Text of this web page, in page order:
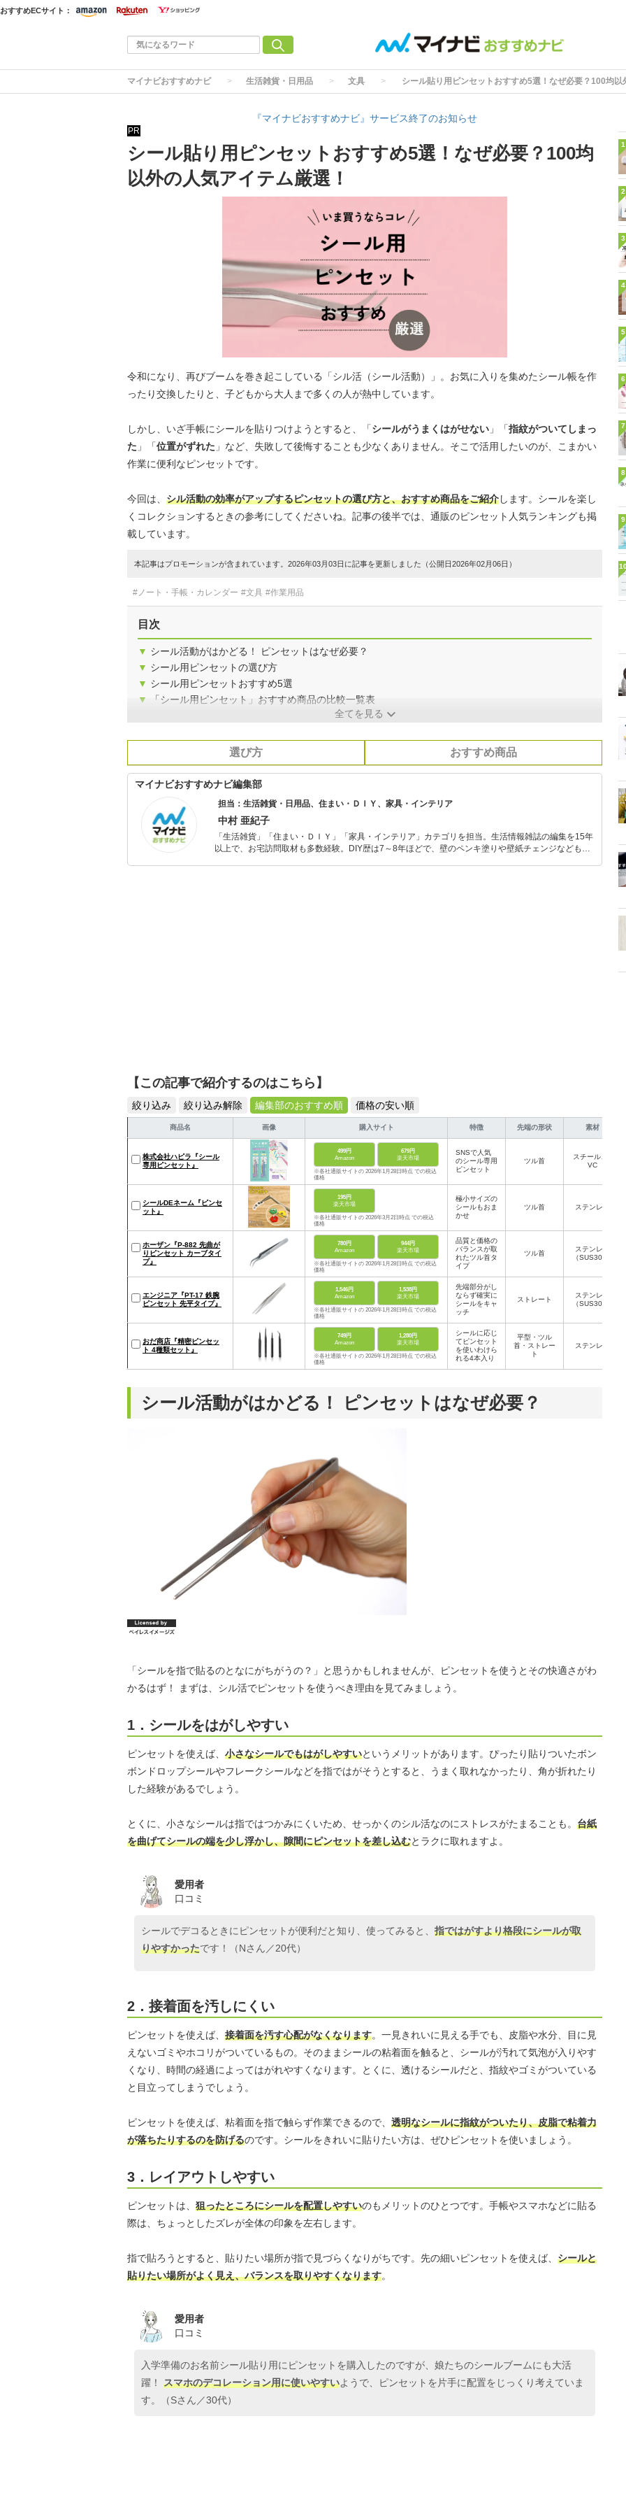
おすすめECサイト：
マイナビおすすめナビ 生活雑貨・日用品 文具 シール貼り用ピンセットおすすめ5選！なぜ必要？100均以
『マイナビおすすめナビ』サービス終了のお知らせ
PR
シール貼り用ピンセットおすすめ5選！なぜ必要？100均
以外の人気アイテム厳選！
令和になり、再びブームを巻き起こしている「シル活（シール活動）」。お気に入りを集めたシール帳を作
ったり交換したりと、子どもから大人まで多くの人が熱中しています。
しかし、いざ手帳にシールを貼りつけようとすると、「シールがうまくはがせない 」「指紋がついてしまっ
た 」「位置がずれた 」など、失敗して後悔することも少なくありません。そこで活用したいのが、こまかい
作業に便利なピンセットです。
今回は、 シル活動の効率がアップするピンセットの選び方と、おすすめ商品をご紹介します。シールを楽し
くコレクションするときの参考にしてくださいね。記事の後半では、通販のピンセット人気ランキングも掲
載しています。
本記事はプロモーションが含まれています。2026年03月03日に記事を更新しました（公開日2026年02月06日）
#ノート・手帳・カレンダー #文具 #作業用品
目次
▼ シール活動がはかどる！ ピンセットはなぜ必要？
▼ シール用ピンセットの選び方
▼ シール用ピンセットおすすめ5選
▼
「シール用ピンセット」おすすめ商品の比較一覧表
全てを見る
選び方 おすすめ商品
マイナビおすすめナビ編集部
担当：生活雑貨・日用品、住まい・ＤＩＹ、家具・インテリア
中村 亜紀子
「生活雑貨」「住まい・ＤＩＹ」「家具・インテリア」カテゴリを担当。生活情報雑誌の編集を15年
以上で、お宅訪問取材も多数経験。DIY歴は7～8年ほどで、壁のペンキ塗りや壁紙チェンジなどもチ
【この記事で紹介するのはこちら】
絞り込み 絞り込み解除 編集部のおすすめ順 価格の安い順
商品名 画像 購入サイト 特徴 先端の形状 素材
株式会社ハピラ『シール
専用ピンセット』
499円
Amazon
679円
楽天市場
※各社通販サイトの 2026年1月28日時点 での税込
価格
SNSで人気
のシール専用
ピンセット
ツル首
スチール、P
VC
シールDEネーム『ピンセ
ット』
195円
楽天市場
※各社通販サイトの 2026年3月2日時点 での税込
価格
極小サイズの
シールもおま
かせ
ツル首 ステンレス
ホーザン『P-882 先曲が
りピンセット カーブタイ
プ』
780円
Amazon
944円
楽天市場
※各社通販サイトの 2026年1月28日時点 での税込
価格
品質と価格の
バランスが取
れたツル首タ
イプ
ツル首
ステンレス
（SUS304）
エンジニア『PT-17 鉄腕
ピンセット 先平タイプ』
1,546円
Amazon
1,538円
楽天市場
※各社通販サイトの 2026年1月28日時点 での税込
価格
先端部分がし
ならず確実に
シールをキャ
ッチ
ストレート
ステンレス
（SUS304）
おだ商店『精密ピンセッ
ト 4種類セット』
749円
Amazon
1,280円
楽天市場
※各社通販サイトの 2026年1月28日時点 での税込
価格
シールに応じ
てピンセット
を使いわけら
れる4本入り
平型・ツル
首・ストレー
ト
ステンレス
シール活動がはかどる！ ピンセットはなぜ必要？
「シールを指で貼るのとなにがちがうの？」と思うかもしれませんが、ピンセットを使うとその快適さがわ
かるはず！ まずは、シル活でピンセットを使うべき理由を見てみましょう。
1．シールをはがしやすい
ピンセットを使えば、 小さなシールでもはがしやすいというメリットがあります。ぴったり貼りついたボン
ボンドロップシールやフレークシールなどを指ではがそうとすると、うまく取れなかったり、角が折れたり
した経験があるでしょう。
とくに、小さなシールは指ではつかみにくいため、せっかくのシル活なのにストレスがたまることも。 台紙
を曲げてシールの端を少し浮かし、隙間にピンセットを差し込むとラクに取れますよ。
愛用者
口コミ
シールでデコるときにピンセットが便利だと知り、使ってみると、 指ではがすより格段にシールが取
りやすかったです！（Nさん／20代）
2．接着面を汚しにくい
ピンセットを使えば、 接着面を汚す心配がなくなります。一見きれいに見える手でも、皮脂や水分、目に見
えないゴミやホコリがついているもの。そのままシールの粘着面を触ると、シールが汚れて気泡が入りやす
くなり、時間の経過によってはがれやすくなります。とくに、透けるシールだと、指紋やゴミがついている
と目立ってしまうでしょう。
ピンセットを使えば、粘着面を指で触らず作業できるので、 透明なシールに指紋がついたり、皮脂で粘着力
が落ちたりするのを防げるのです。シールをきれいに貼りたい方は、ぜひピンセットを使いましょう。
3．レイアウトしやすい
ピンセットは、 狙ったところにシールを配置しやすいのもメリットのひとつです。手帳やスマホなどに貼る
際は、ちょっとしたズレが全体の印象を左右します。
指で貼ろうとすると、貼りたい場所が指で見づらくなりがちです。先の細いピンセットを使えば、 シールと
貼りたい場所がよく見え、バランスを取りやすくなります。
愛用者
口コミ
入学準備のお名前シール貼り用にピンセットを購入したのですが、娘たちのシールブームにも大活
躍！ スマホのデコレーション用に使いやすいようで、ピンセットを片手に配置をじっくり考えていま
す。（Sさん／30代）
1
2
3
4
5
6
7
8
9